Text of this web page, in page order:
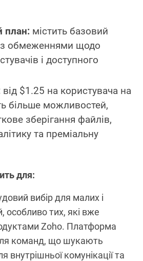
план: містить базовий
з обмеженнями щодо
і доступного
від $1.25 на користувача на
більше можливостей,
зберігання файлів,
та преміальну
для:
вибір для малих і
особливо тих, які вже
Zoho. Платформа
команд, що шукають
внутрішньої комунікації та